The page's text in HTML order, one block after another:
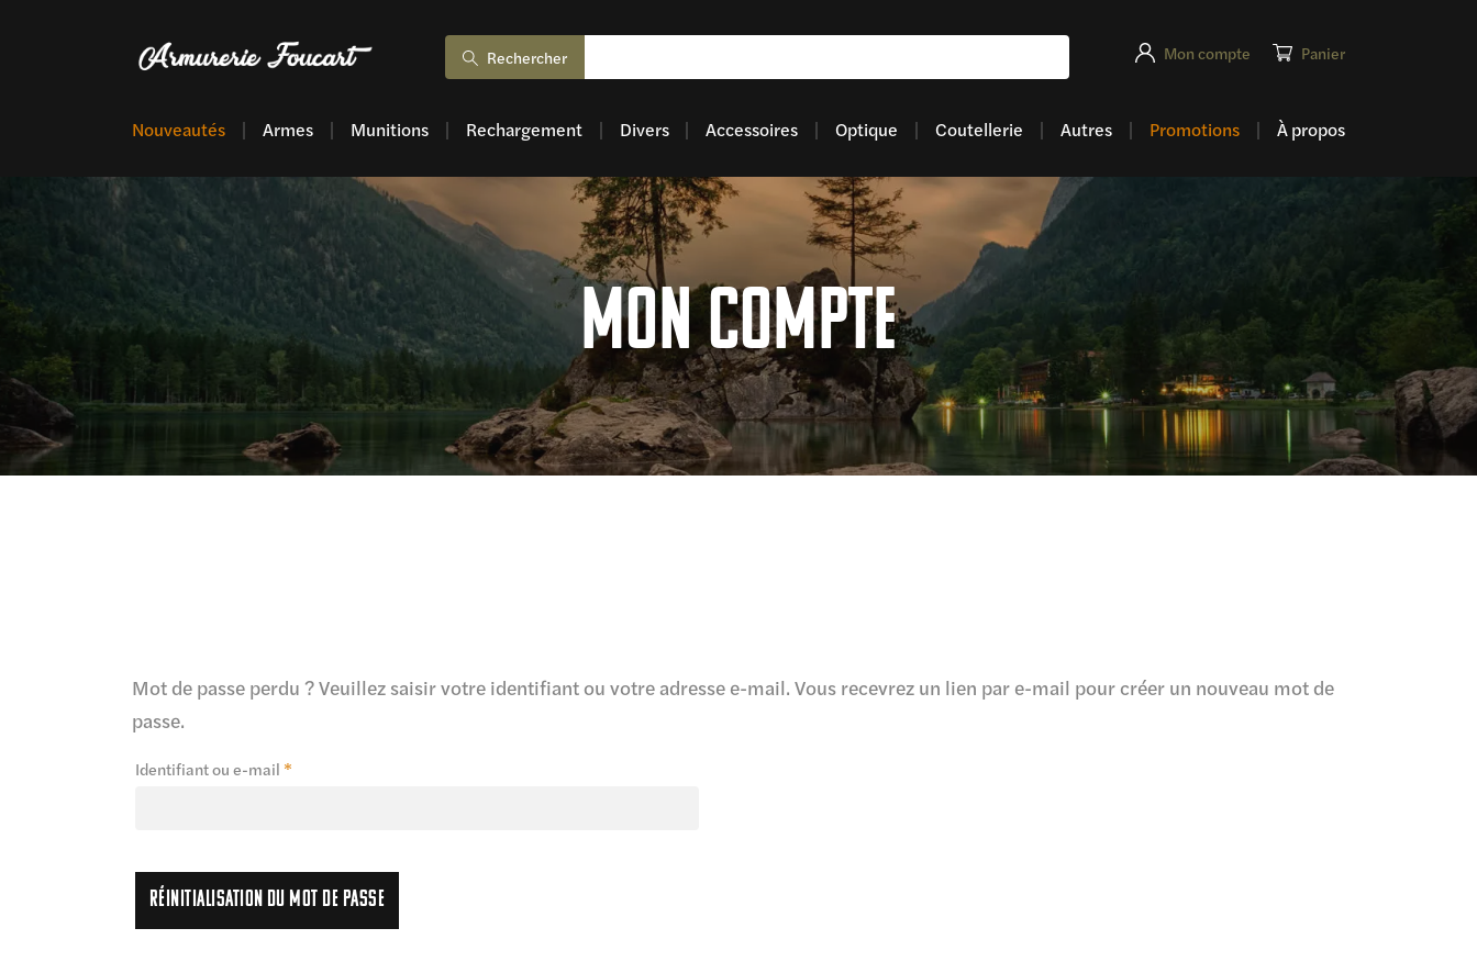
Rechercher Mon compte Panier
Nouveautés Armes Munitions Rechargement Divers Accessoires Optique Coutellerie Autres Promotions À propos
Mon compte
Mot de passe perdu ? Veuillez saisir votre identifiant ou votre adresse e-mail. Vous recevrez un lien par e-mail pour créer un nouveau mot de
passe.
Identifiant ou e-mail *
Réinitialisation du mot de passe